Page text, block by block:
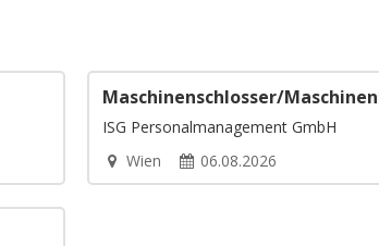
Maschinenschlosser/
ISG Personalmanagement GmbH
Wien
06.08.2026